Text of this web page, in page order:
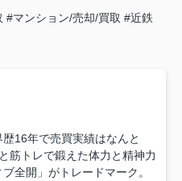
#マンション/売却/買取 #近鉄
16年で売買実績はなんと
筋トレで鍛えた体力と精神力
全開」がトレードマーク。